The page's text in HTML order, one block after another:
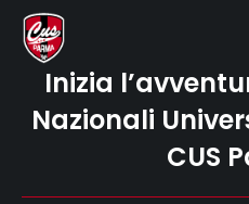
Inizia
Nazionali
CUS